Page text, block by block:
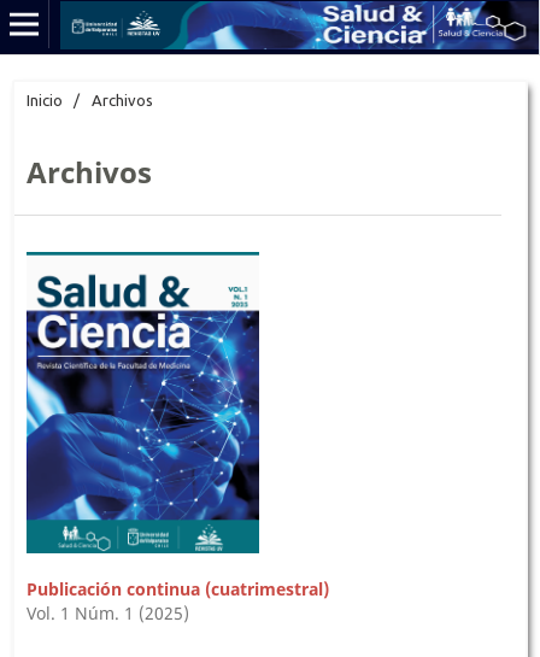
Inicio / Archivos
Archivos
Publicación continua (cuatrimestral)
Vol. 1 Núm. 1 (2025)